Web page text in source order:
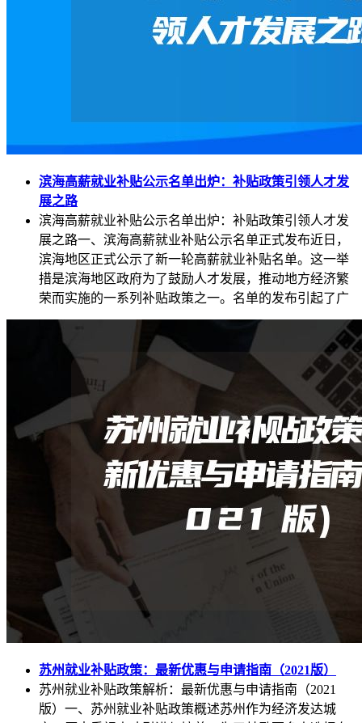
滨海高薪就业补贴公示名单出炉：补贴政策引领人才发
展之路
滨海高薪就业补贴公示名单出炉：补贴政策引领人才发
展之路一、滨海高薪就业补贴公示名单正式发布近日，
滨海地区正式公示了新一轮高薪就业补贴名单。这一举
措是滨海地区政府为了鼓励人才发展，推动地方经济繁
荣而实施的一系列补贴政策之一。名单的发布引起了广
苏州就业补贴政策：最新优惠与申请指南（2021版）
苏州就业补贴政策解析：最新优惠与申请指南（2021
版）一、苏州就业补贴政策概述苏州作为经济发达城